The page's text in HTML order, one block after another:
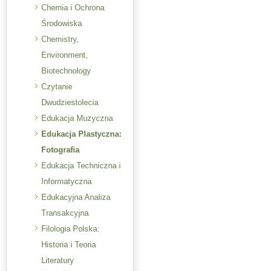
Chemia i Ochrona
Środowiska
Chemistry,
Environment,
Biotechnology
Czytanie
Dwudziestolecia
Edukacja Muzyczna
Edukacja Plastyczna:
Fotografia
Edukacja Techniczna i
Informatyczna
Edukacyjna Analiza
Transakcyjna
Filologia Polska:
Historia i Teoria
Literatury